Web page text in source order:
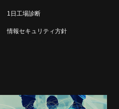
1日工場診断
情報セキュリティ方針